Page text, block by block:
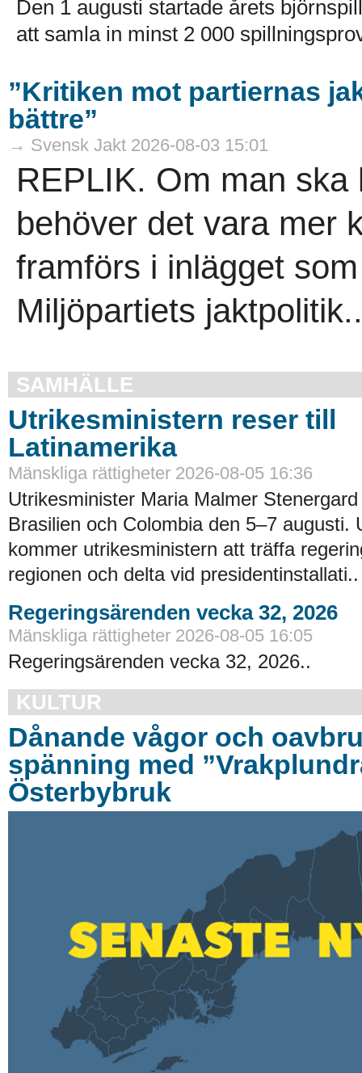
Den 1 augusti startade årets
att samla in minst 2 000
”Kritiken mot partiernas
bättre”
→ Svensk Jakt 2026-08-03 15:01
REPLIK. Om man
behöver det vara mer
framförs i inlägget
Miljöpartiets
SAMHÄLLE
Utrikesministern reser till
Latinamerika
Mänskliga rättigheter 2026-08-05 16:36
Utrikesminister Maria Malmer
Brasilien och Colombia den 5–7 augusti.
kommer utrikesministern att träffa
regionen och delta vid presidentinstallati..
Regeringsärenden vecka 32, 2026
Mänskliga rättigheter 2026-08-05 16:05
Regeringsärenden vecka 32, 2026..
KULTUR
Dånande vågor och
spänning med
Österbybruk